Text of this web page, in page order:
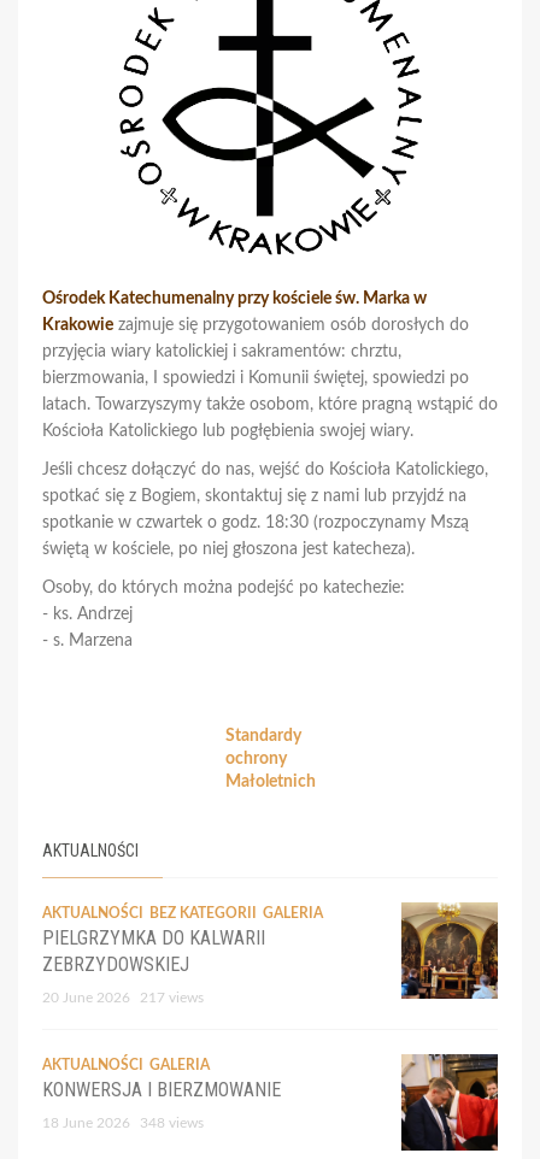
Ośrodek Katechumenalny przy kościele św. Marka w
Krakowie zajmuje się przygotowaniem osób dorosłych do
przyjęcia wiary katolickiej i sakramentów: chrztu,
bierzmowania, I spowiedzi i Komunii świętej, spowiedzi po
latach. Towarzyszymy także osobom, które pragną wstąpić do
Kościoła Katolickiego lub pogłębienia swojej wiary.
Jeśli chcesz dołączyć do nas, wejść do Kościoła Katolickiego,
spotkać się z Bogiem, skontaktuj się z nami lub przyjdź na
spotkanie w czwartek o godz. 18:30 (rozpoczynamy Mszą
świętą w kościele, po niej głoszona jest katecheza).
Osoby, do których można podejść po katechezie:
- ks. Andrzej
- s. Marzena
Standardy
ochrony
Małoletnich
AKTUALNOŚCI
AKTUALNOŚCI BEZ KATEGORII GALERIA
PIELGRZYMKA DO KALWARII
ZEBRZYDOWSKIEJ
20 June 2026 217 views
AKTUALNOŚCI GALERIA
KONWERSJA I BIERZMOWANIE
18 June 2026 348 views